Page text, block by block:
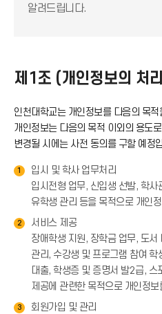
알려드립니다.
제1조 (개인정보의 처
인천대학교는 개인정보를 다음의 목
개인정보는 다음의 목적 이외의 용도
변경될 시에는 사전 동의를 구할 예정
1
입시 및 학사 업무처리
입시전형 업무, 신입생 선발, 학
유학생 관리 등을 목적으로 개인
2
서비스 제공
장애학생 지원, 장학금 업무, 도
관리, 수강생 및 프로그램 참여
대출, 학생증 및 증명서 발2급, 스
제공에 관련한 목적으로 개인정보
3
회원가입 및 관리